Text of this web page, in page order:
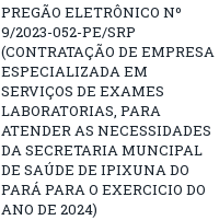
PREGÃO ELETRÔNICO Nº
9/2023-052-PE/SRP
(CONTRATAÇÃO DE EMPRESA
ESPECIALIZADA EM
SERVIÇOS DE EXAMES
LABORATORIAS, PARA
ATENDER AS NECESSIDADES
DA SECRETARIA MUNCIPAL
DE SAÚDE DE IPIXUNA DO
PARÁ PARA O EXERCICIO DO
ANO DE 2024)